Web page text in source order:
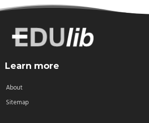
Learn more
About
Sitemap